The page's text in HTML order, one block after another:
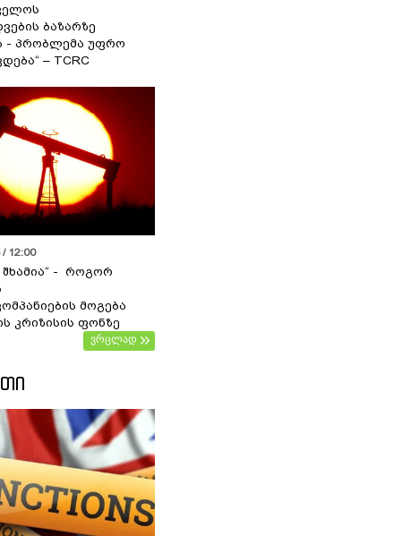
ბაზარზე
- პრობლემა უფრო
– TCRC
/ 12:00
შხამია“ - როგორ
მოგება
კრიზისის ფონზე
ვრცლად